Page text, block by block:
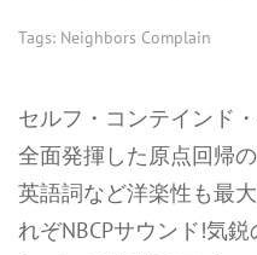
Tags: Neighbors Complain
セルフ・コンテインド
全面発揮した原点回帰の
英語詞など洋楽性も最
れぞNBCPサウンド!気